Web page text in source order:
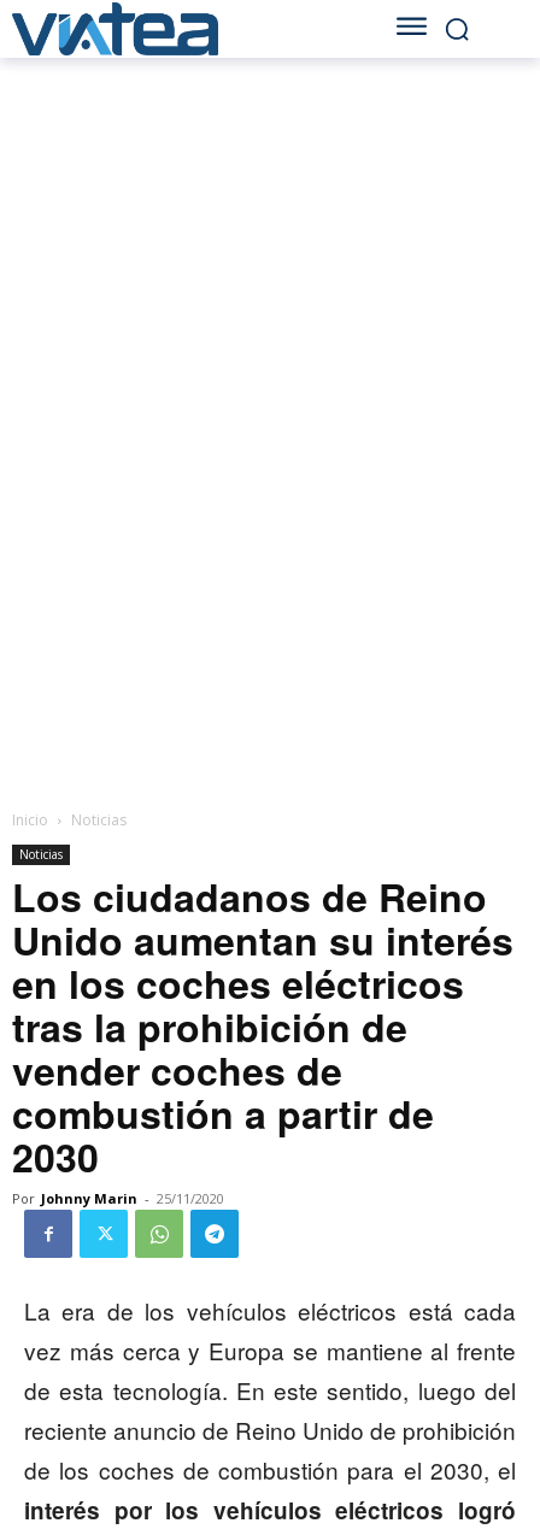
Inicio Noticias
Noticias
Los ciudadanos de Reino
Unido aumentan su interés
en los coches eléctricos
tras la prohibición de
vender coches de
combustión a partir de
2030
Por Johnny Marin - 25/11/2020
La era de los vehículos eléctricos está cada
vez más cerca y Europa se mantiene al frente
de esta tecnología. En este sentido, luego del
reciente anuncio de Reino Unido de prohibición
de los coches de combustión para el 2030, el
interés por los vehículos eléctricos logró